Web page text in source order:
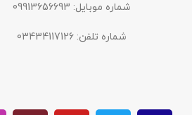
شماره موبایل: 09913656693
شماره تلفن: 03434117126